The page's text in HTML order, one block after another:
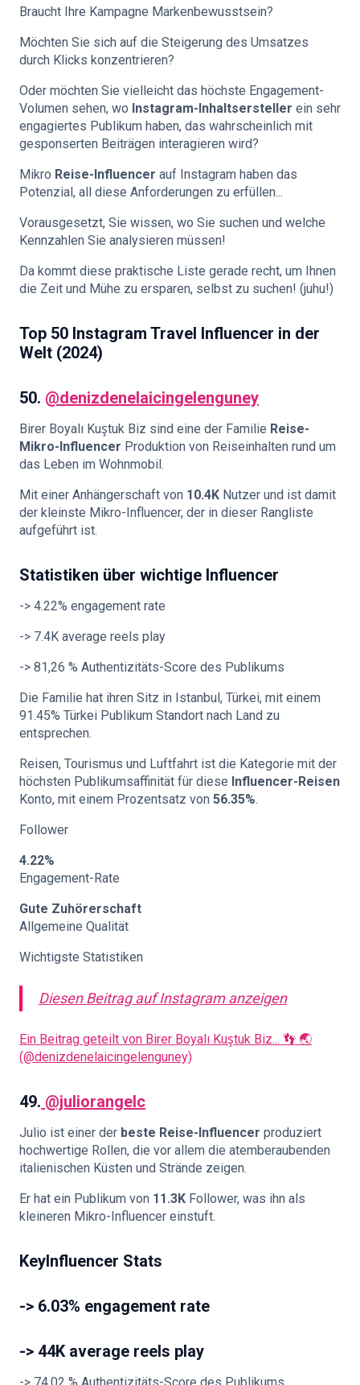
Braucht Ihre Kampagne Markenbewusstsein?
Möchten Sie sich auf die Steigerung des Umsatzes
durch Klicks konzentrieren?
Oder möchten Sie vielleicht das höchste Engagement-
Volumen sehen, wo Instagram-Inhaltsersteller ein sehr
engagiertes Publikum haben, das wahrscheinlich mit
gesponserten Beiträgen interagieren wird?
Mikro Reise-Influencer auf Instagram haben das
Potenzial, all diese Anforderungen zu erfüllen...
Vorausgesetzt, Sie wissen, wo Sie suchen und welche
Kennzahlen Sie analysieren müssen!
Da kommt diese praktische Liste gerade recht, um Ihnen
die Zeit und Mühe zu ersparen, selbst zu suchen! (juhu!)
Top 50 Instagram Travel Influencer in der
Welt (2024)
50. @denizdenelaicingelenguney
Birer Boyalı Kuştuk Biz sind eine der Familie Reise-
Mikro-Influencer Produktion von Reiseinhalten rund um
das Leben im Wohnmobil.
Mit einer Anhängerschaft von 10.4K Nutzer und ist damit
der kleinste Mikro-Influencer, der in dieser Rangliste
aufgeführt ist.
Statistiken über wichtige Influencer
-> 4.22% engagement rate
-> 7.4K average reels play
-> 81,26 % Authentizitäts-Score des Publikums
Die Familie hat ihren Sitz in Istanbul, Türkei, mit einem
91.45% Türkei Publikum Standort nach Land zu
entsprechen.
Reisen, Tourismus und Luftfahrt ist die Kategorie mit der
höchsten Publikumsaffinität für diese Influencer-Reisen
Konto, mit einem Prozentsatz von 56.35%.
Follower
4.22%
Engagement-Rate
Gute Zuhörerschaft
Allgemeine Qualität
Wichtigste Statistiken
Diesen Beitrag auf Instagram anzeigen
Ein Beitrag geteilt von Birer Boyalı Kuştuk Biz... 👣 🌏
(@denizdenelaicingelenguney)
49. @juliorangelc
Julio ist einer der beste Reise-Influencer produziert
hochwertige Rollen, die vor allem die atemberaubenden
italienischen Küsten und Strände zeigen.
Er hat ein Publikum von 11.3K Follower, was ihn als
kleineren Mikro-Influencer einstuft.
KeyInfluencer Stats
-> 6.03% engagement rate
-> 44K average reels play